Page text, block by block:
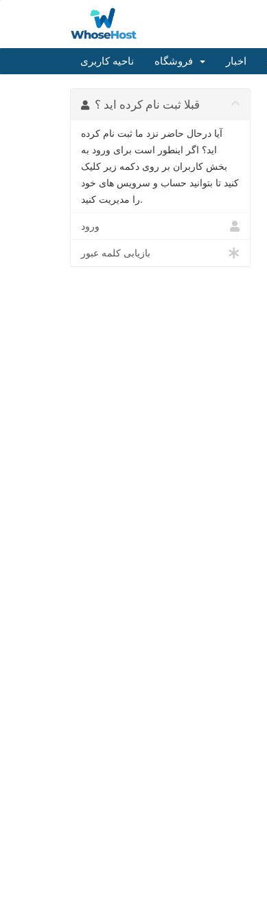
ناحیه کاربری اخبار
قبلا ثبت نام کرده اید ؟
آیا درحال حاضر نزد ما ثبت نام کرده
اید؟ اگر اینطور است برای ورود به
بخش کاربران بر روی دکمه زیر کلیک
کنید تا بتوانید حساب و سرویس های خود
را مدیریت کنید.
ورود
بازیابی کلمه عبور